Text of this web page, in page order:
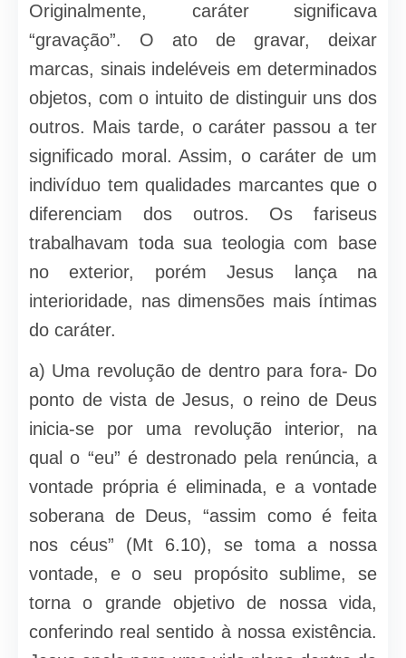
Originalmente, caráter significava
“gravação”. O ato de gravar, deixar
marcas, sinais indeléveis em determinados
objetos, com o intuito de distinguir uns dos
outros. Mais tarde, o caráter passou a ter
significado moral. Assim, o caráter de um
indivíduo tem qualidades marcantes que o
diferenciam dos outros. Os fariseus
trabalhavam toda sua teologia com base
no exterior, porém Jesus lança na
interioridade, nas dimensões mais íntimas
do caráter.
a) Uma revolução de dentro para fora- Do
ponto de vista de Jesus, o reino de Deus
inicia-se por uma revolução interior, na
qual o “eu” é destronado pela renúncia, a
vontade própria é eliminada, e a vontade
soberana de Deus, “assim como é feita
nos céus” (Mt 6.10), se toma a nossa
vontade, e o seu propósito sublime, se
torna o grande objetivo de nossa vida,
conferindo real sentido à nossa existência.